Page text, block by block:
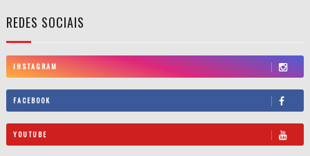
REDES SOCIAIS
INSTAGRAM
FACEBOOK
YOUTUBE